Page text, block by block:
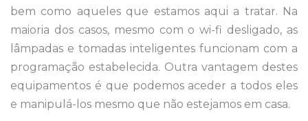
bem como aqueles que estamos aqui a tratar. Na
maioria dos casos, mesmo com o wi-fi desligado, as
lâmpadas e tomadas inteligentes funcionam com a
programação estabelecida. Outra vantagem destes
equipamentos é que podemos aceder a todos eles
e manipulá-los mesmo que não estejamos em casa.